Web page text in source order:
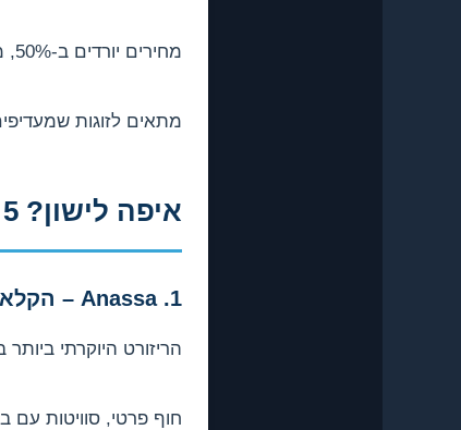
מחירים יורדים ב-50%, מלונות פתוחים אבל לא עמוסים, ואפשר ליהנות מהאטרקציות בלי קהל.
מתאים לזוגות
איפה לישון? 5 המלונות הכי רומנטיים
1. Anassa – הקלאסי-יוקרתי
הריזורט היוקרתי ביותר
חוף פרטי, סוויטות